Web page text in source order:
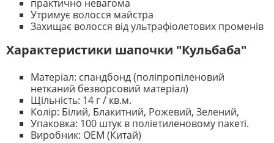
практично невагома
Утримує волосся майстра
Захищає волосся від ультрафіолетових променів
Характеристики шапочки "Кульбаба"
Матеріал: спандбонд (поліпропіленовий
нетканий безворсовий матеріал)
Щільність: 14 г / кв.м.
Колір: Білий, Блакитний, Рожевий, Зелений,
Упаковка: 100 штук в поліетиленовому пакеті.
Виробник: ОЕМ (Китай)